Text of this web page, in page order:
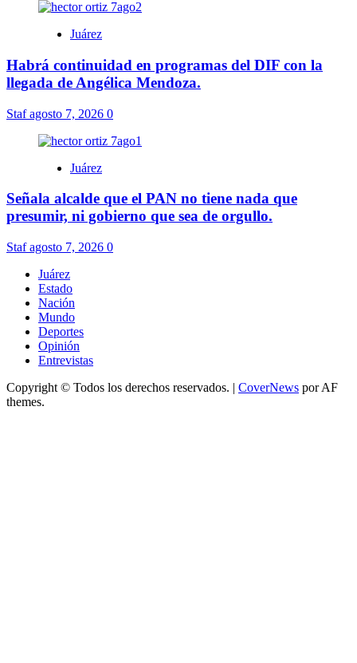
Juárez
Habrá continuidad en programas del DIF con la
llegada de Angélica Mendoza.
Stafagosto 7, 2026 0
Juárez
Señala alcalde que el PAN no tiene nada que
presumir, ni gobierno que sea de orgullo.
Stafagosto 7, 2026 0
Juárez
Estado
Nación
Mundo
Deportes
Opinión
Entrevistas
Copyright © Todos los derechos reservados. | CoverNews por AF
themes.